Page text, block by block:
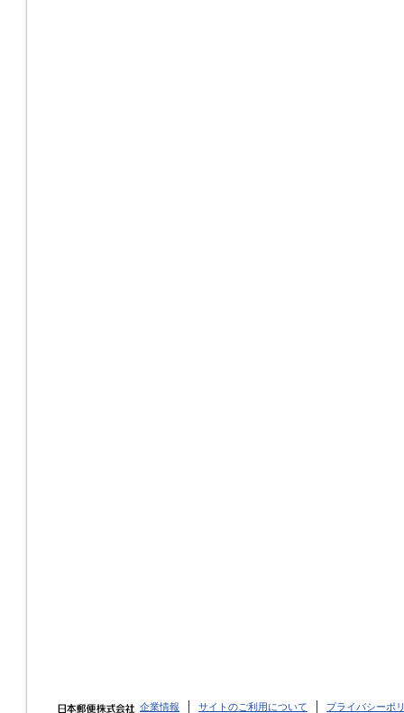
企業情報 サイトのご利用について
プライバシーポ